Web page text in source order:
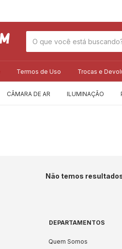
Termos de Uso Trocas e
CÂMARA DE AR ILUMINAÇÃO
Não temos
DEPARTAMENTOS
Quem Somos